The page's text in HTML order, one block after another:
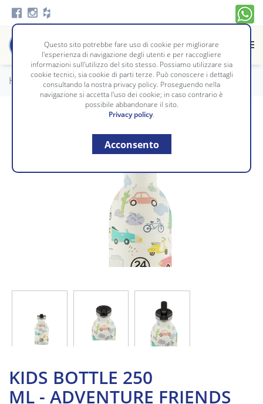
Home / Complementi / MONDO BIMBO
KIDS BOTTLE 250
ML - ADVENTURE FRIENDS
Questo sito potrebbe fare uso di cookie per migliorare
l'esperienza di navigazione degli utenti e per raccogliere
informazioni sull'utilizzo del sito stesso. Possiamo utilizzare sia
cookie tecnici, sia cookie di parti terze. Può conoscere i dettagli
consultando la nostra privacy policy. Proseguendo nella
navigazione si accetta l'uso dei cookie; in caso contrario è
possibile abbandonare il sito.
Privacy policy.
Acconsento